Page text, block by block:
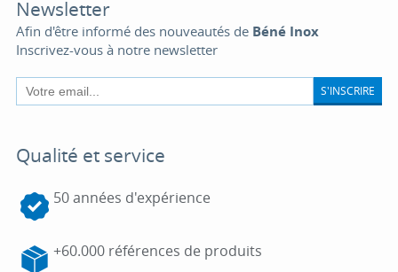
Newsletter
Afin d'être informé des nouveautés de Béné Inox
Inscrivez-vous à notre newsletter
S'INSCRIRE
Qualité et service
50 années d'expérience
+60.000 références de produits